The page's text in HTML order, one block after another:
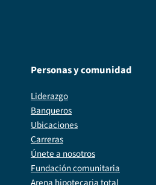
Personas y comunidad
Liderazgo
Banqueros
Ubicaciones
Carreras
Únete a nosotros
Fundación comunitaria